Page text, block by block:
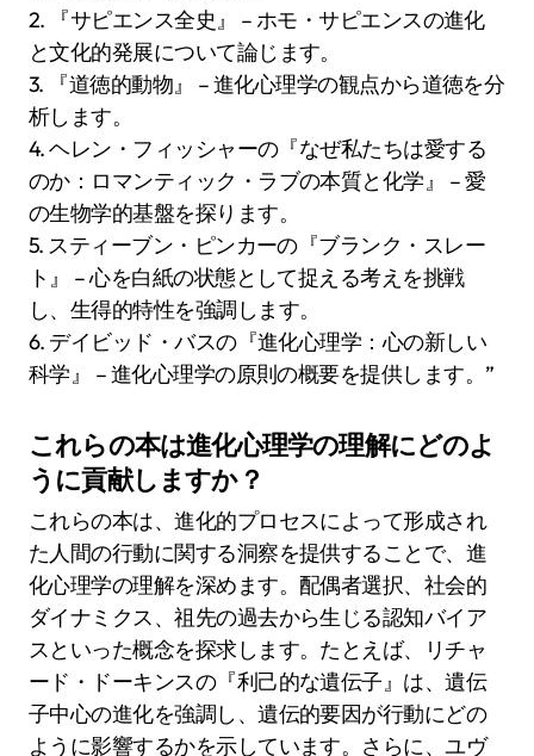
2. 『サピエンス全史』 – ホモ・サピエンスの進化
と文化的発展について論じます。
3. 『道徳的動物』 – 進化心理学の観点から道徳を分
析します。
4. ヘレン・フィッシャーの『なぜ私たちは愛する
のか：ロマンティック・ラブの本質と化学』 – 愛
の生物学的基盤を探ります。
5. スティーブン・ピンカーの『ブランク・スレー
ト』 – 心を白紙の状態として捉える考えを挑戦
し、生得的特性を強調します。
6. デイビッド・バスの『進化心理学：心の新しい
科学』 – 進化心理学の原則の概要を提供します。”
これらの本は進化心理学の理解にどのよ
うに貢献しますか？
これらの本は、進化的プロセスによって形成され
た人間の行動に関する洞察を提供することで、進
化心理学の理解を深めます。配偶者選択、社会的
ダイナミクス、祖先の過去から生じる認知バイア
スといった概念を探求します。たとえば、リチャ
ード・ドーキンスの『利己的な遺伝子』は、遺伝
子中心の進化を強調し、遺伝的要因が行動にどの
ように影響するかを示しています。さらに、ユヴ